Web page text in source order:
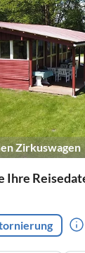
Zirkuswagen
Ihre